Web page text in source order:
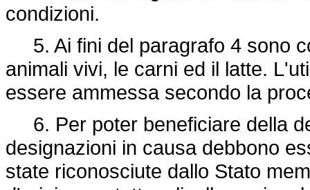
condizioni.
5. Ai fini del paragrafo 4 sono
animali vivi, le carni ed il latte.
essere ammessa secondo la
6. Per poter beneficiare della
designazioni in causa debbono
state riconosciute dallo Stato